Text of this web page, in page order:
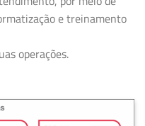
e treinamento
operações.